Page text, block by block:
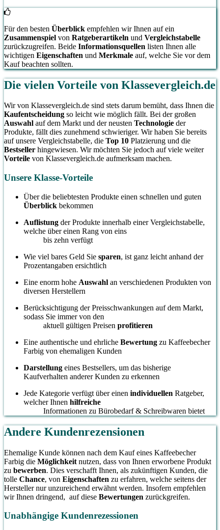
Für den besten Überblick empfehlen wir Ihnen auf ein
Zusammenspiel von Ratgeberartikeln und Vergleichstabelle
zurückzugreifen. Beide Informationsquellen listen Ihnen alle
wichtigen Eigenschaften und Merkmale auf, welche Sie vor dem
Kauf beachten sollten.
Die vielen Vorteile von Klassevergleich.de
Wir von Klassevergleich.de sind stets darum bemüht, dass Ihnen die
Kaufentscheidung so leicht wie möglich fällt. Bei der großen
Auswahl auf dem Markt und der neusten Technologie der
Produkte, fällt dies zunehmend schwieriger. Wir haben Sie bereits
auf unsere Vergleichstabelle, die Top 10 Platzierung und die
Bestseller hingewiesen. Wir möchten Sie jedoch auf viele weiter
Vorteile von Klassevergleich.de aufmerksam machen.
Unsere Klasse-Vorteile
Über die beliebtesten Produkte einen schnellen und guten
Überblick bekommen
Auflistung der Produkte innerhalb einer Vergleichstabelle,
welche über einen Rang von eins
bis zehn verfügt
Wie viel bares Geld Sie sparen, ist ganz leicht anhand der
Prozentangaben ersichtlich
Eine enorm hohe Auswahl an verschiedenen Produkten von
diversen Herstellern
Berücksichtigung der Preisschwankungen auf dem Markt,
sodass Sie immer von den
aktuell gültigen Preisen profitieren
Eine authentische und ehrliche Bewertung zu Kaffeebecher
Farbig von ehemaligen Kunden
Darstellung eines Bestsellers, um das bisherige
Kaufverhalten anderer Kunden zu erkennen
Jede Kategorie verfügt über einen individuellen Ratgeber,
welcher Ihnen hilfreiche
Informationen zu Bürobedarf & Schreibwaren bietet
Andere Kundenrezensionen
Ehemalige Kunde können nach dem Kauf eines Kaffeebecher
Farbig die Möglichkeit nutzen, dass von Ihnen erworbene Produkt
zu bewerben. Dies verschafft Ihnen, als zukünftigen Kunden, die
tolle Chance, von Eigenschaften zu erfahren, welche seitens der
Hersteller nur unzureichend erwähnt werden. Insofern empfehlen
wir Ihnen dringend, auf diese Bewertungen zurückgreifen.
Unabhängige Kundenrezessionen